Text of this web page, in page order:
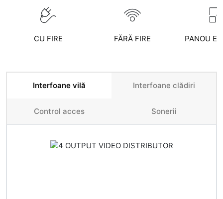
CU FIRE FĂRĂ FIRE PANOU
Interfoane vilă Interfoane clădiri
Control acces Sonerii